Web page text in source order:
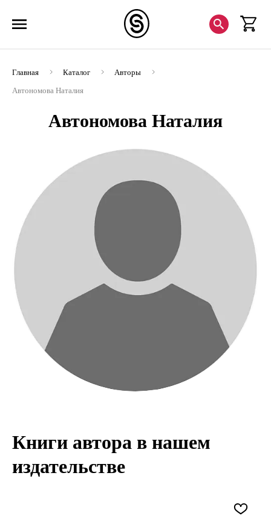
Главная Каталог
Авторы
Автономова Наталия
Автономова Наталия
Книги автора в нашем
издательстве